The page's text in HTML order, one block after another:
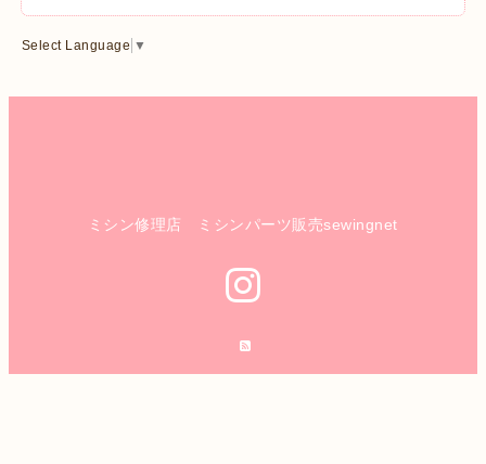
Select Language ▼
ミシン修理店 ミシンパーツ販売sewingnet